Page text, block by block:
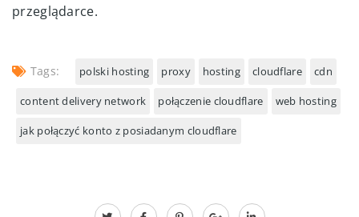
przeglądarce.
Tags: polski hosting proxy hosting cloudflare cdn
content delivery network połączenie cloudflare web hosting
jak połączyć konto z posiadanym cloudflare